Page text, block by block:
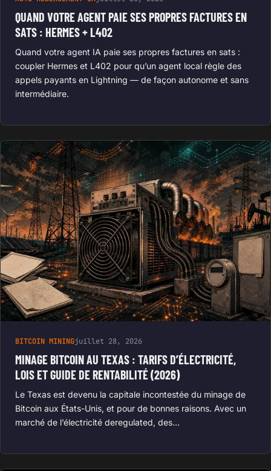
QUAND VOTRE AGENT PAIE SES PROPRES FACTURES EN
SATS : HERMES + L402
Quand votre agent IA paie ses propres factures en sats :
coupler Hermes et L402 pour qu’un agent local règle des
appels payants en Lightning — de façon autonome et sans
intermédiaire.
BITCOIN MININGjuillet 28, 2026
MINAGE BITCOIN AU TEXAS : TARIFS D’ÉLECTRICITÉ,
LOIS ET GUIDE DE RENTABILITÉ (2026)
Le Texas est devenu la capitale incontestée du minage de
Bitcoin aux États-Unis, et pour de bonnes raisons. Avec un
marché de l’électricité deregulated, des…